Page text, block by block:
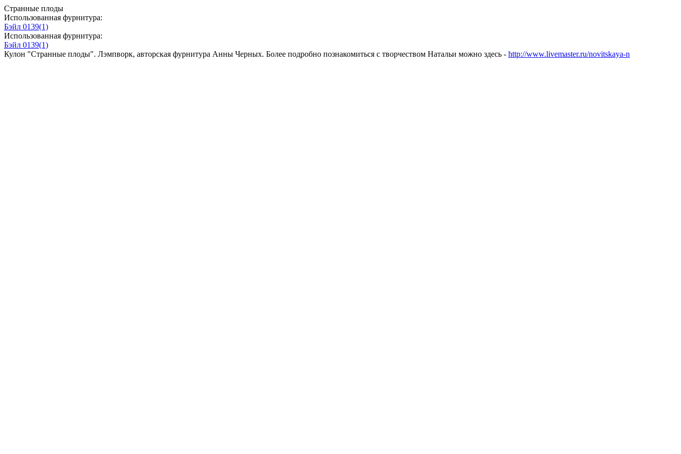
Странные плоды
Использованная фурнитура:
Бэйл 0139(1)
Использованная фурнитура:
Бэйл 0139(1)
Кулон "Странные плоды". Лэмпворк, авторская фурнитура Анны Черных. Более подробно познакомиться с творчеством Натальи можно здесь - http://www.livemaster.ru/novitskaya-n